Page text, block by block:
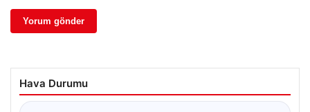
Hava Durumu